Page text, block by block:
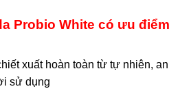
Probio White có ưu điểm
xuất hoàn toàn từ tự nhiên, an
sử dụng